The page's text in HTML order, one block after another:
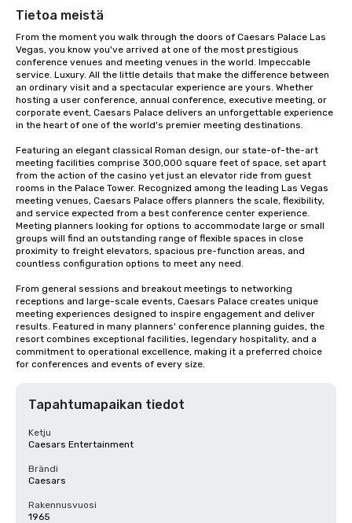
Tietoa meistä
From the moment you walk through the doors of Caesars Palace Las
Vegas, you know you've arrived at one of the most prestigious
conference venues and meeting venues in the world. Impeccable
service. Luxury. All the little details that make the difference between
an ordinary visit and a spectacular experience are yours. Whether
hosting a user conference, annual conference, executive meeting, or
corporate event, Caesars Palace delivers an unforgettable experience
in the heart of one of the world's premier meeting destinations.
Featuring an elegant classical Roman design, our state-of-the-art
meeting facilities comprise 300,000 square feet of space, set apart
from the action of the casino yet just an elevator ride from guest
rooms in the Palace Tower. Recognized among the leading Las Vegas
meeting venues, Caesars Palace offers planners the scale, flexibility,
and service expected from a best conference center experience.
Meeting planners looking for options to accommodate large or small
groups will find an outstanding range of flexible spaces in close
proximity to freight elevators, spacious pre-function areas, and
countless configuration options to meet any need.
From general sessions and breakout meetings to networking
receptions and large-scale events, Caesars Palace creates unique
meeting experiences designed to inspire engagement and deliver
results. Featured in many planners' conference planning guides, the
resort combines exceptional facilities, legendary hospitality, and a
commitment to operational excellence, making it a preferred choice
for conferences and events of every size.
Tapahtumapaikan tiedot
Ketju
Caesars Entertainment
Brändi
Caesars
Rakennusvuosi
1965